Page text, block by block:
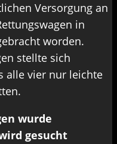
Versorgung an
in
worden.
stellte sich
alle vier nur leichte
wurde
gesucht